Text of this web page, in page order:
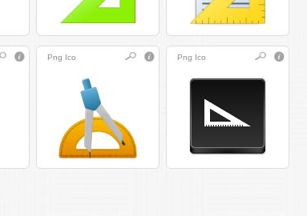
Png Ico Png Ico